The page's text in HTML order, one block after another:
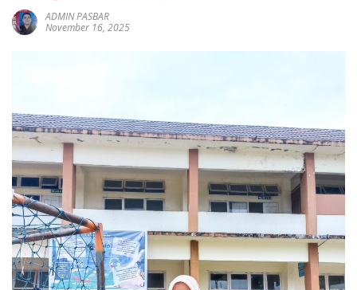
tv
ADMIN PASBAR
November 16, 2025